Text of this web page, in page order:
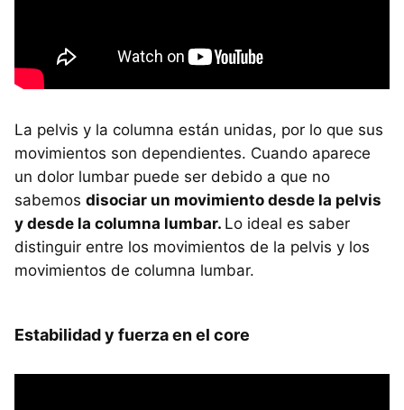
La pelvis y la columna están unidas, por lo que sus
movimientos son dependientes. Cuando aparece
un dolor lumbar puede ser debido a que no
sabemos disociar un movimiento desde la pelvis
y desde la columna lumbar. Lo ideal es saber
distinguir entre los movimientos de la pelvis y los
movimientos de columna lumbar.
Estabilidad y fuerza en el core